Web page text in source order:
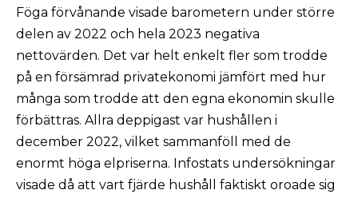
Föga förvånande visade barometern under större
delen av 2022 och hela 2023 negativa
nettovärden. Det var helt enkelt fler som trodde
på en försämrad privatekonomi jämfört med hur
många som trodde att den egna ekonomin skulle
förbättras. Allra deppigast var hushållen i
december 2022, vilket sammanföll med de
enormt höga elpriserna. Infostats undersökningar
visade då att vart fjärde hushåll faktiskt oroade sig